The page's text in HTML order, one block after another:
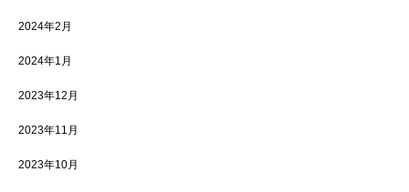
2024年2月
2024年1月
2023年12月
2023年11月
2023年10月